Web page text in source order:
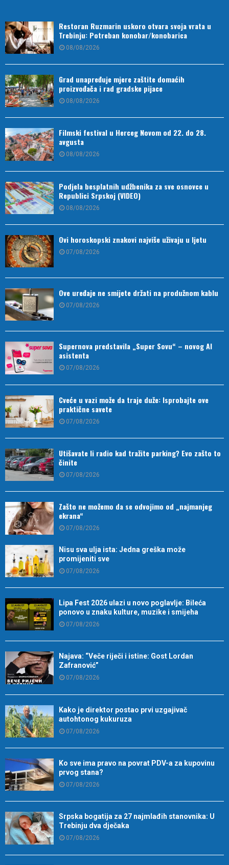
Restoran Ruzmarin uskoro otvara svoja vrata u
Trebinju: Potreban konobar/konobarica
08/08/2026
Grad unapređuje mjere zaštite domaćih
proizvođača i rad gradske pijace
08/08/2026
Filmski festival u Herceg Novom od 22. do 28.
avgusta
08/08/2026
Podjela besplatnih udžbenika za sve osnovce u
Republici Srpskoj (VIDEO)
08/08/2026
Ovi horoskopski znakovi najviše uživaju u ljetu
07/08/2026
Ove uređaje ne smijete držati na produžnom kablu
07/08/2026
Supernova predstavila „Super Sovu“ – novog AI
asistenta
07/08/2026
Cveće u vazi može da traje duže: Isprobajte ove
praktične savete
07/08/2026
Utišavate li radio kad tražite parking? Evo zašto to
činite
07/08/2026
Zašto ne možemo da se odvojimo od „najmanjeg
ekrana“
07/08/2026
Nisu sva ulja ista: Jedna greška može
promijeniti sve
07/08/2026
Lipa Fest 2026 ulazi u novo poglavlje: Bileća
ponovo u znaku kulture, muzike i smijeha
07/08/2026
Najava: “Veče riječi i istine: Gost Lordan
Zafranović”
07/08/2026
Kako je direktor postao prvi uzgajivač
autohtonog kukuruza
07/08/2026
Ko sve ima pravo na povrat PDV-a za kupovinu
prvog stana?
07/08/2026
Srpska bogatija za 27 najmlađih stanovnika: U
Trebinju dva dječaka
07/08/2026